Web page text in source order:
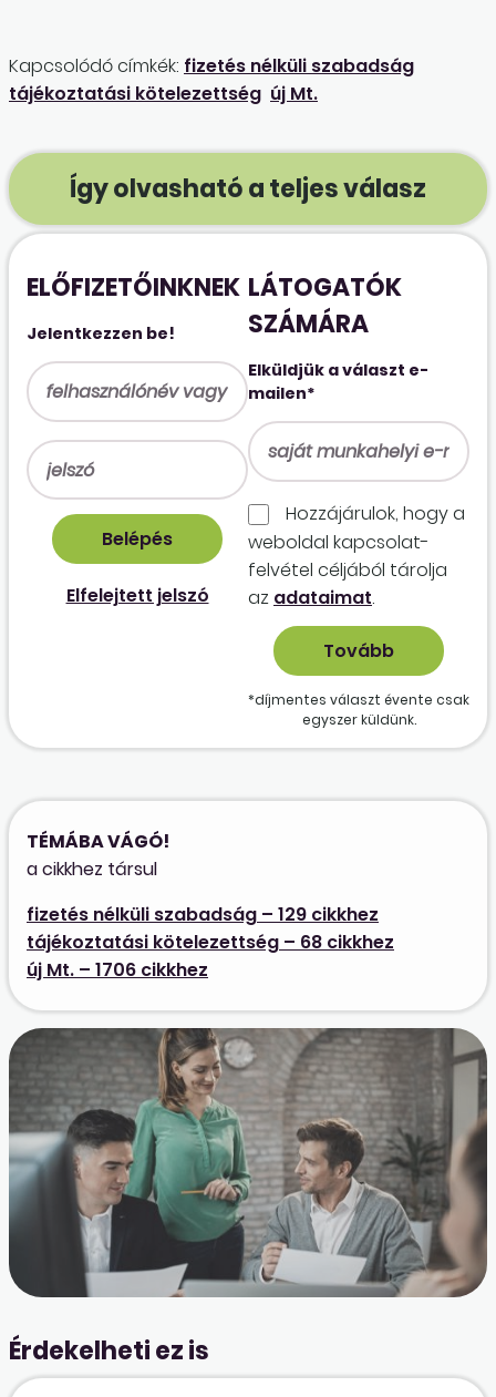
Kapcsolódó címkék: fizetés nélküli szabadság
tájékoztatási kötelezettség új Mt.
Így olvasható a teljes válasz
ELŐFIZETŐINKNEK
Jelentkezzen be!
Elfelejtett jelszó
LÁTOGATÓK
SZÁMÁRA
Elküldjük a választ e-
mailen*
Hozzájárulok, hogy a
weboldal kapcso­lat­
felvétel céljából tárolja
az adataimat.
*díjmentes választ évente csak
egyszer küldünk.
TÉMÁBA VÁGÓ!
a cikkhez társul
fizetés nélküli szabadság – 129 cikkhez
tájékoztatási kötelezettség – 68 cikkhez
új Mt. – 1706 cikkhez
Érdekelheti ez is